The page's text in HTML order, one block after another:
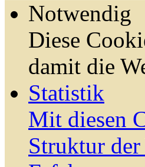
Notwendig
Diese
damit die
Statistik
Mit diesen
Struktur der